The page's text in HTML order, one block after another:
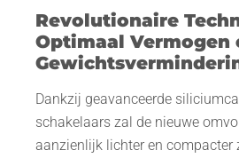
Revolutionaire
Optimaal Vermogen
Dankzij geavanceerde
schakelaars zal de nieuwe
aanzienlijk lichter en compacter